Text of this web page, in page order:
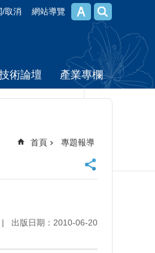
/取消 網站導覽
術論壇 產業專欄
首頁 專題報導
出版日期：2010-06-20